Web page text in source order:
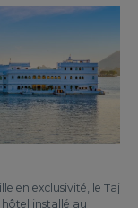
en exclusivité, le Taj
hôtel installé au